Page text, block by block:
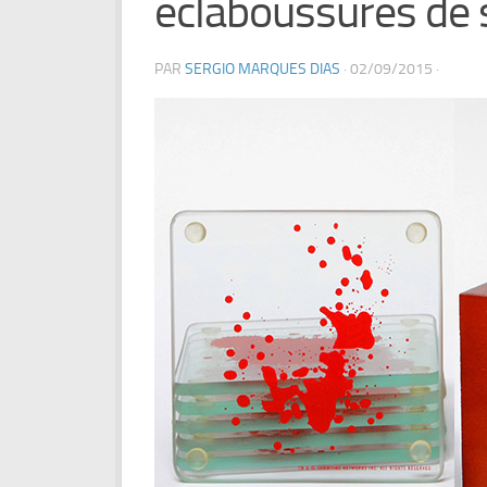
éclaboussures de
PAR SERGIO MARQUES DIAS · 02/09/2015 ·